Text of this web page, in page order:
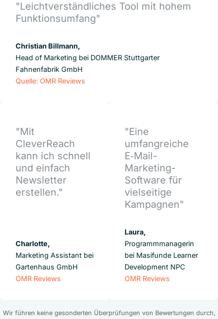
"Leichtverständliches Tool mit hohem
Funktionsumfang"
Christian Billmann,
Head of Marketing bei DOMMER Stuttgarter
Fahnenfabrik GmbH
Quelle: OMR Reviews
"Mit
CleverReach
kann ich schnell
und einfach
Newsletter
erstellen."
Charlotte,
Marketing Assistant bei
Gartenhaus GmbH
OMR Reviews
"Eine
umfangreiche
E‑Mail-
Marketing-
Software für
vielseitige
Kampagnen"
Laura,
Programmmanagerin
bei Masifunde Learner
Development NPC
OMR Reviews
Wir führen keine gesonderten Überprüfungen von Bewertungen durch,